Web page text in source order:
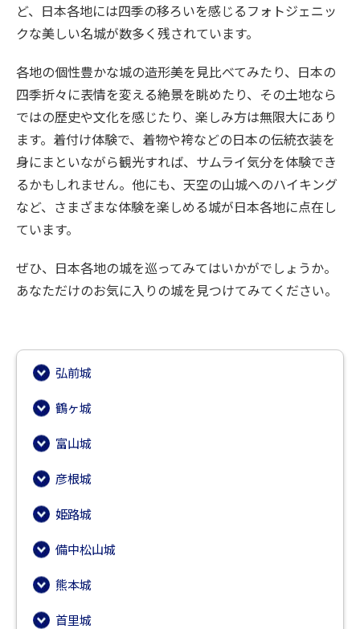
閉じる
ど、日本各地には四季の移ろいを感じるフォトジェニッ
クな美しい名城が数多く残されています。
各地の個性豊かな城の造形美を見比べてみたり、日本の
四季折々に表情を変える絶景を眺めたり、その土地なら
ではの歴史や文化を感じたり、楽しみ方は無限大にあり
ます。着付け体験で、着物や袴などの日本の伝統衣装を
身にまといながら観光すれば、サムライ気分を体験でき
るかもしれません。他にも、天空の山城へのハイキング
など、さまざまな体験を楽しめる城が日本各地に点在し
ています。
ぜひ、日本各地の城を巡ってみてはいかがでしょうか。
あなただけのお気に入りの城を見つけてみてください。
弘前城
鶴ヶ城
富山城
彦根城
姫路城
備中松山城
熊本城
首里城